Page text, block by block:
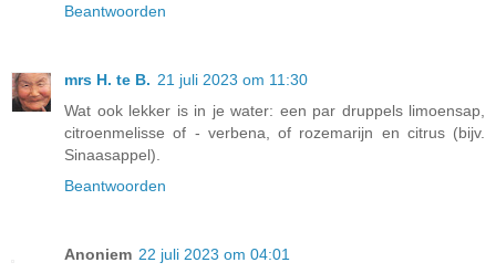
Beantwoorden
mrs H. te B. 21 juli 2023 om 11:30
Wat ook lekker is in je water: een par druppels limoensap,
citroenmelisse of - verbena, of rozemarijn en citrus (bijv.
Sinaasappel).
Beantwoorden
Anoniem 22 juli 2023 om 04:01